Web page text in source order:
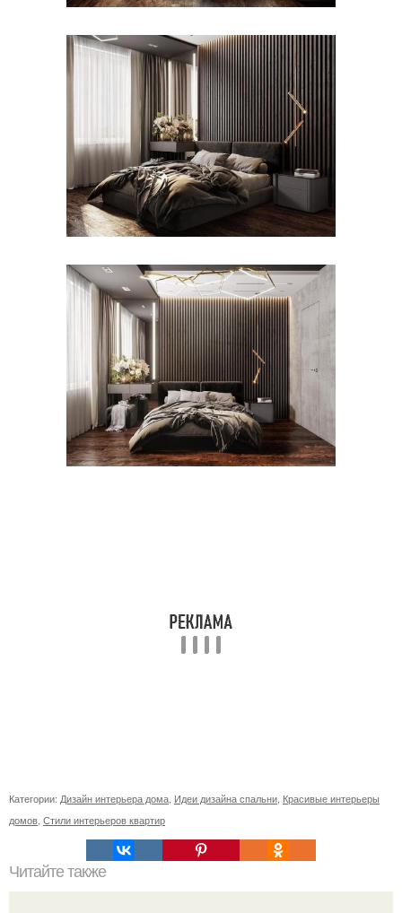
Категории: Дизайн интерьера дома Идеи дизайна спальни Красивые интерьеры
домов Стили интерьеров квартир
Читайте также